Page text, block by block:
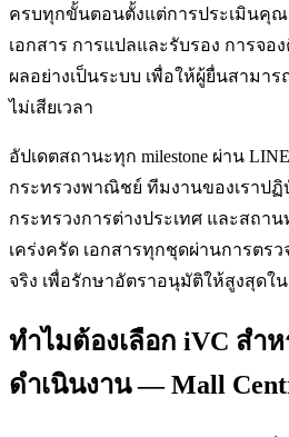
ครบทุกขั้นตอนตั้งแต่การประเมินคุณ
เอกสาร การแปลและรับรอง การจ
ผลอย่างเป็นระบบ เพื่อให้ผู้ยื่นสามา
ไม่เสียเวลา
อัปเดตสถานะทุก milestone ผ่าน
กระทรวงพาณิชย์ ทีมงานของเราป
กระทรวงการต่างประเทศ และสถา
เคร่งครัด เอกสารทุกชุดผ่านการตร
จริง เพื่อรักษาอัตราอนุมัติให้สูงสุดใ
ทำไมต้องเลือก iVC สำ
ดำเนินงาน — Mall